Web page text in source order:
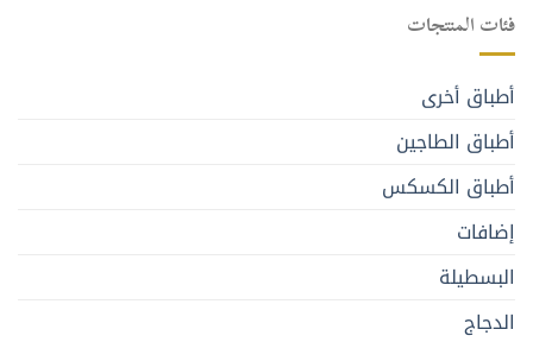
فئات المنتجات
أطباق أخرى
أطباق الطاجين
أطباق الكسكس
إضافات
البسطيلة
الدجاج